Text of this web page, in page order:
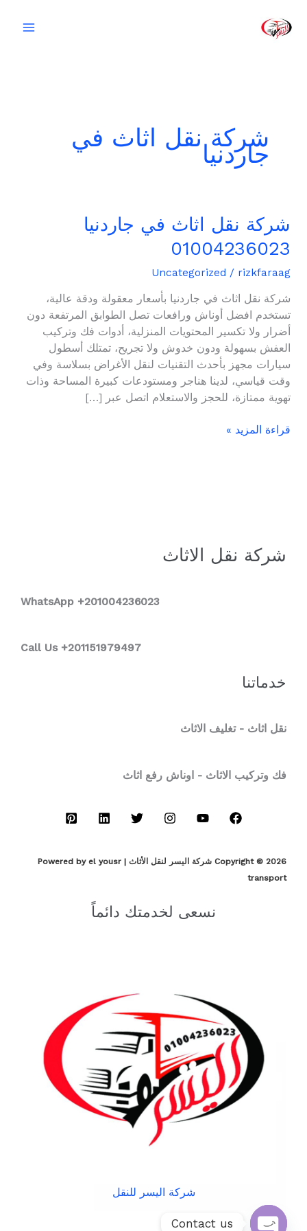
المحتوى
شركة نقل اثاث في
جاردنيا
شركة نقل اثاث في جاردنيا
01004236023
Uncategorized / rizkfaraag
شركة نقل اثاث في جاردنيا بأسعار معقولة ودقة عالية،
تستخدم افضل أوناش ورافعات تصل الطوابق المرتفعة دون
أضرار ولا تكسير المحتويات المنزلية، أدوات فك وتركيب
العفش بسهولة ودون خدوش ولا تجريح، تمتلك أسطول
سيارات مجهز بأحدث التقنيات لنقل الأغراض بسلاسة وفي
وقت قياسي، لدينا هناجر ومستودعات كبيرة المساحة وذات
تهوية ممتازة، للحجز والاستعلام اتصل عبر […]
شركة
اثاث
في
01004236023
قراءة المزيد »
شركة نقل الاثاث
WhatsApp +201004236023
Call Us +201151979497
خدماتنا
نقل اثاث - تغليف الاثاث
فك وتركيب الاثاث - اوناش رفع اثاث
Copyright © 2026 شركة اليسر لنقل الأثاث | Powered by el yousr
transport
نسعى لخدمتك دائماً
شركة اليسر للنقل
Contact us